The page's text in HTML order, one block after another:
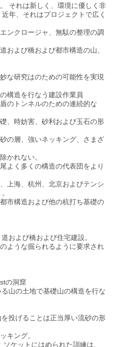
それは新しく、環境に優しく非
年、それはプロジェクトで広く
ンクロージャ、無駄の整理の調
および橋および都市構造の山、
な研究はのための可能性を実現
構造を行なう建設作業員
のトンネルのための連続的な
、時妨害、砂利および玉石の形
の層、強いネッキング、さまざ
かれない。
よく多くの構造の代表団をより
上海、杭州、北京およびテンシ
市構造および他の杭打ち基礎の
および橋および住宅建設。
ような掘られるように要求され
の洞窟
山の土地で基礎山の構造を行な
投げることは正当厚い流砂の形
キング。
ケットにはめられた訓練は、